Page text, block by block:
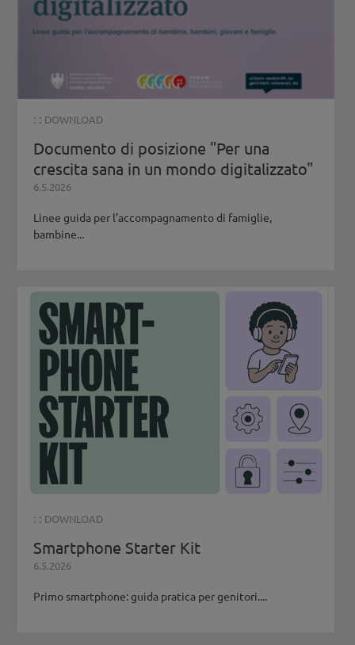
: : DOWNLOAD
Documento di posizione "Per una
crescita sana in un mondo digitalizzato"
6.5.2026
Linee guida per l’accompagnamento di famiglie,
bambine...
: : DOWNLOAD
Smartphone Starter Kit
6.5.2026
Primo smartphone: guida pratica per genitori....